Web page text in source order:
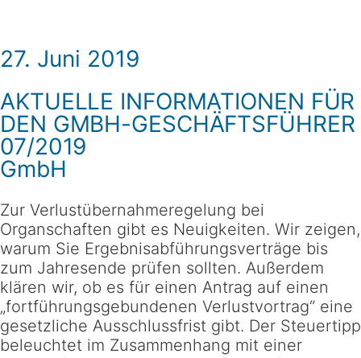
27. Juni 2019
AKTUELLE INFORMATIONEN FÜR
DEN GMBH-GESCHÄFTSFÜHRER
07/2019
GmbH
Zur Verlustübernahmeregelung bei
Organschaften gibt es Neuigkeiten. Wir zeigen,
warum Sie Ergebnisabführungsverträge bis
zum Jahresende prüfen sollten. Außerdem
klären wir, ob es für einen Antrag auf einen
„fortführungsgebundenen Verlustvortrag“ eine
gesetzliche Ausschlussfrist gibt. Der Steuertipp
beleuchtet im Zusammenhang mit einer